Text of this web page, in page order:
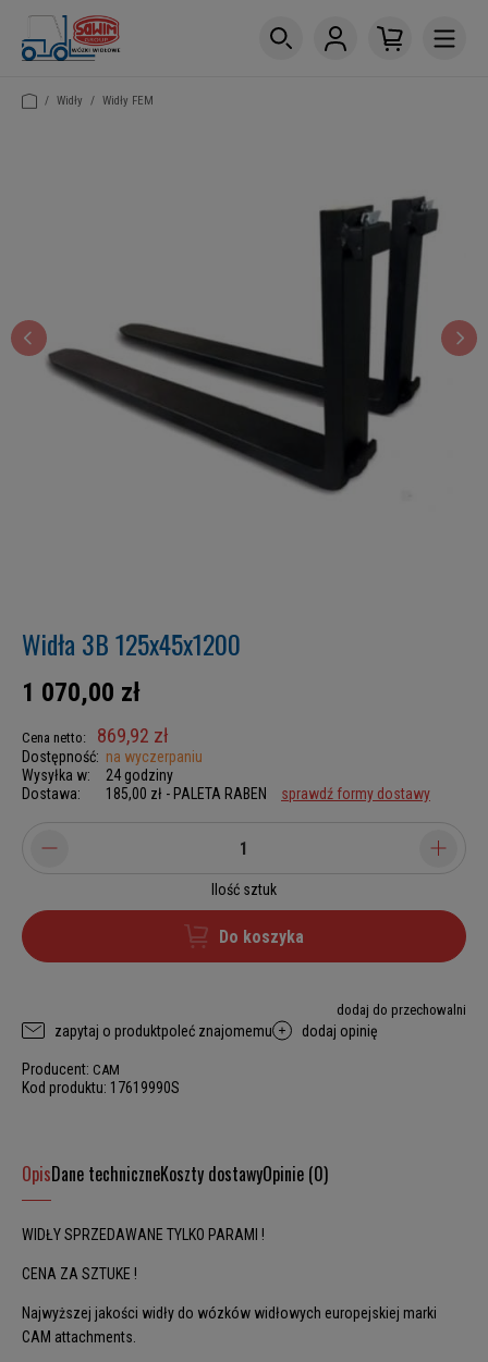
/ Widły / Widły FEM
Widła 3B 125x45x1200
1 070,00 zł
Cena netto: 869,92 zł
Dostępność: na wyczerpaniu
Wysyłka w:
24 godziny
Dostawa:
185,00 zł - PALETA RABEN sprawdź formy dostawy
Ilość sztuk
Do koszyka
dodaj do przechowalni
zapytaj o produktpoleć znajomemu dodaj opinię
Producent: CAM
Kod produktu: 17619990S
OpisDane techniczneKoszty dostawyOpinie (0)
WIDŁY SPRZEDAWANE TYLKO PARAMI !
CENA ZA SZTUKE !
Najwyższej jakości widły do wózków widłowych europejskiej marki
CAM attachments.